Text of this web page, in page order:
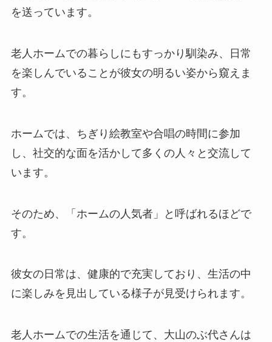
を送っています。
老人ホームでの暮らしにもすっかり馴染み、日常
を楽しんでいることが彼女の明るい姿から窺えま
す。
ホームでは、ちぎり絵教室や合唱の時間に参加
し、社交的な面を活かして多くの人々と交流して
います。
そのため、「ホームの人気者」と呼ばれるほどで
す。
彼女の日常は、健康的で充実しており、生活の中
に楽しみを見出している様子が見受けられます。
老人ホームでの生活を通じて、大山のぶ代さんは